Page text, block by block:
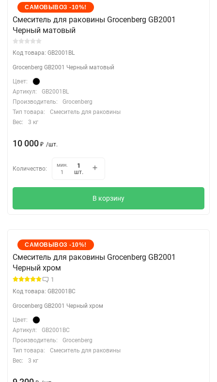
САМОВЫВОЗ -10%!
Cмеситель для раковины Grocenberg GB2001
Черный матовый
Код товара: GB2001BL
Grocenberg GB2001 Черный матовый
Цвет:
Артикул:
GB2001BL
Производитель:
Grocenberg
Тип товара:
Смеситель для раковины
Вес:
3 кг
10 000 ₽ /шт.
Количество:
мин.
1
шт.
В корзину
САМОВЫВОЗ -10%!
Cмеситель для раковины Grocenberg GB2001
Черный хром
1
Код товара: GB2001BC
Grocenberg GB2001 Черный хром
Цвет:
Артикул:
GB2001BC
Производитель:
Grocenberg
Тип товара:
Смеситель для раковины
Вес:
3 кг